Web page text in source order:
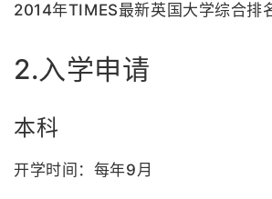
2014年TIMES最新英国大学综合排
2.入学申请
本科
开学时间：每年9月